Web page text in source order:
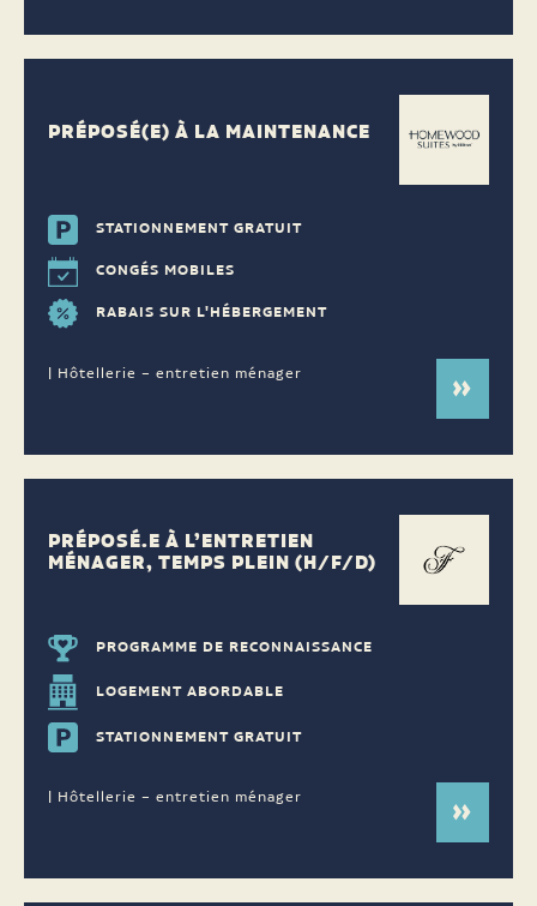
PRÉPOSÉ(E) À LA MAINTENANCE
STATIONNEMENT GRATUIT
CONGÉS MOBILES
RABAIS SUR L'HÉBERGEMENT
| Hôtellerie – entretien ménager
PRÉPOSÉ.E À L’ENTRETIEN
MÉNAGER, TEMPS PLEIN (H/F/D)
PROGRAMME DE RECONNAISSANCE
LOGEMENT ABORDABLE
STATIONNEMENT GRATUIT
| Hôtellerie – entretien ménager